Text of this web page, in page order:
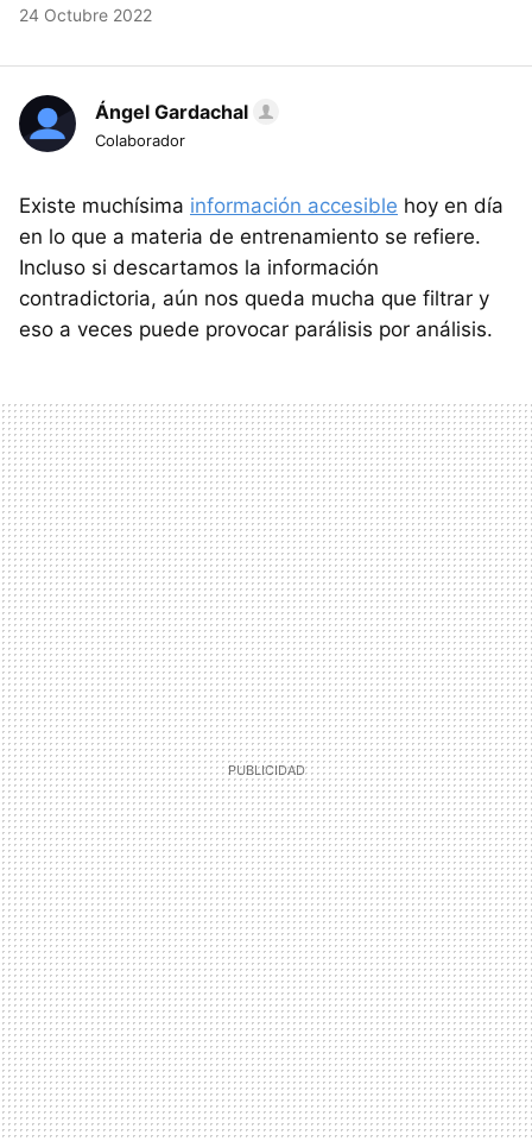
24 Octubre 2022
Ángel Gardachal
Colaborador
Existe muchísima información accesible hoy en día
en lo que a materia de entrenamiento se refiere.
Incluso si descartamos la información
contradictoria, aún nos queda mucha que filtrar y
eso a veces puede provocar parálisis por análisis.